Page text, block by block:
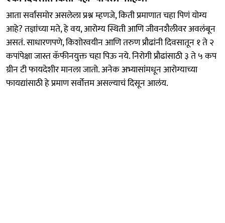
आता सर्वांसमोर असलेला प्रश्न म्हणजे, किती प्रमाणात चहा पिणं योग्य
आहे? तज्ञांच्या मते, हे वय, आरोग्य स्थिती आणि जीवनशैलीवर अवलंबून
असतं. साधारणपणे, किशोरवयीन आणि तरुण प्रौढांनी दिवसातून १ ते २
कपांपेक्षा जास्त कॅफीनयुक्त चहा पिऊ नये. निरोगी प्रौढांसाठी ३ ते ५ कप
ग्रीन टी फायदेशीर मानला जातो. अनेक अभ्यासांमधून आरोग्याच्या
फायद्यांसाठी हे प्रमाण सर्वोत्तम असल्याचं दिसून आलंय.